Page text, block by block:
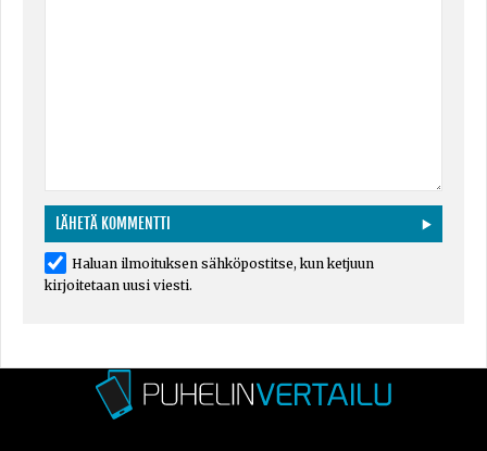
Haluan ilmoituksen sähköpostitse, kun ketjuun
kirjoitetaan uusi viesti.